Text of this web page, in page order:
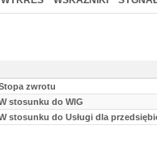
zwrotu
stosunku do WIG
stosunku do Usługi dla